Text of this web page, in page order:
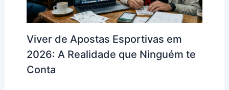
Viver de Apostas Esportivas em
2026: A Realidade que Ninguém te
Conta